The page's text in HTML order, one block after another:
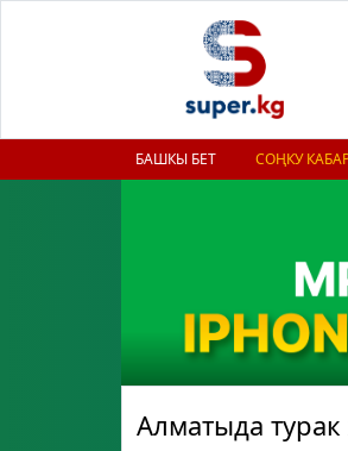
БАШКЫ БЕТ СОҢКУ
Алматыда